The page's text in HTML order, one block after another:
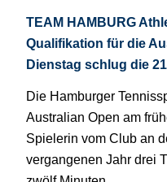
TEAM HAMBURG
Qualifikation für die
Dienstag schlug die
Die Hamburger
Australian Open am
Spielerin vom Club an
vergangenen Jahr drei